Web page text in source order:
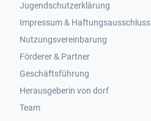
Jugendschutzerklärung
Impressum & Haftungsausschluss
Nutzungsvereinbarung
Footer 2
Förderer & Partner
Geschäftsführung
Herausgeberin von dorf
Team